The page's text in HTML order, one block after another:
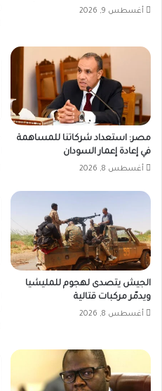
أغسطس 9, 2026
مصر: استعداد شركاتنا للمساهمة
في إعادة إعمار السودان
أغسطس 8, 2026
الجيش يتصدى لهجوم للمليشيا
ويدمّر مركبات قتالية
أغسطس 8, 2026